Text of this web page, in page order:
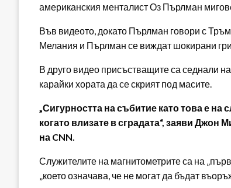
американския менталист Оз Пърлман
Във видеото, докато Пърлман говори с
Мелания и Пърлман се виждат шокирани
В друго видео присъстващите са седнали
карайки хората да се скрият под масите.
„Сигурността на събитие като това е на
когато влизате в сградата“, заяви
на CNN.
Служителите на магнитометрите са на
„което означава, че не могат да бъдат